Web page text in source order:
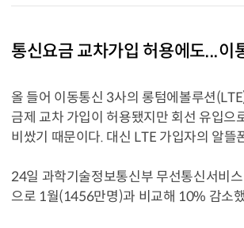
통신요금 교차가입 허용에도...이
올 들어 이동통신 3사의 롱텀에볼루션
금제 교차 가입이 허용됐지만 회선 유입으
비쌌기 때문이다. 대신 LTE 가입자의 알
24일 과학기술정보통신부 무선통신서비
으로 1월(1456만명)과 비교해 10% 감소